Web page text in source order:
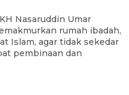
Nasaruddin Umar
rumah ibadah,
Islam, agar tidak sekedar
pembinaan dan